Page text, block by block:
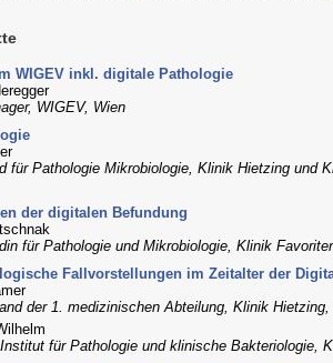
WIGEV inkl. digitale Pathologie
WIGEV, Wien
für Pathologie Mikrobiologie, Klinik Hietzing und
der digitalen Befundung
für Pathologie und Mikrobiologie, Klinik
Fallvorstellungen im Zeitalter der
der 1. medizinischen Abteilung, Klinik Hietzing,
für Pathologie und klinische Bakteriologie,